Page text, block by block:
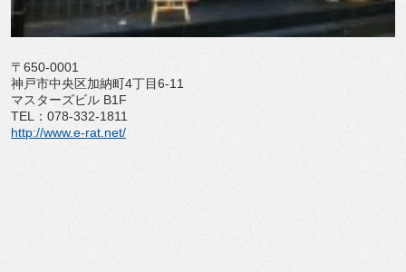
〒650-0001
神戸市中央区加納町4丁目6-11
マスターズビル B1F
TEL：078-332-1811
http://www.e-rat.net/